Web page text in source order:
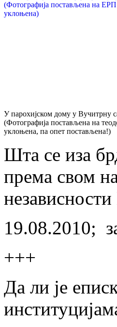
У парохијском дому у Вучитрну
(Фотографија постављена на
уклоњена, па опет постављена!)
Шта се иза
према свом
19.08.2010;
+++
Да ли је